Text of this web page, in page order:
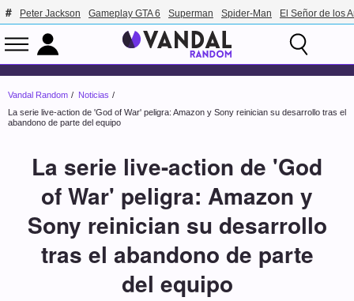
Peter Jackson Gameplay GTA 6 Superman Spider-Man El Señor de los
Vandal Random
Noticias
La serie live-action de 'God of War' peligra: Amazon y Sony reinician su desarrollo tras el
abandono de parte del equipo
La serie live-action de 'God
of War' peligra: Amazon y
Sony reinician su desarrollo
tras el abandono de parte
del equipo